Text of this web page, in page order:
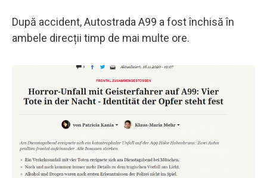
După accident, Autostrada A99 a fost închisă în
ambele direcții timp de mai multe ore.